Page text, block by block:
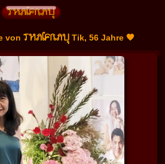
vonTHAIFRAUTik, 56 Jahre 🧡